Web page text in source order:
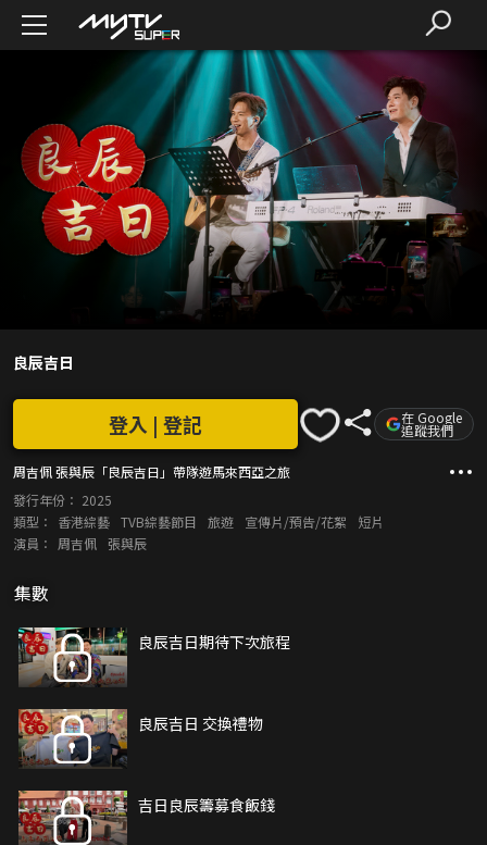
良辰吉日
周吉佩 張與辰「良辰吉日」帶隊遊馬來西亞之旅
登入 | 登記 在 Google
追蹤我們
發行年份： 2025
類型：
香港綜藝 TVB綜藝節目 旅遊 宣傳片/預告/花絮
短片
演員：
周吉佩 張與辰
集數
良辰吉日期待下次旅程
良辰吉日 交換禮物
吉日良辰籌募食飯錢